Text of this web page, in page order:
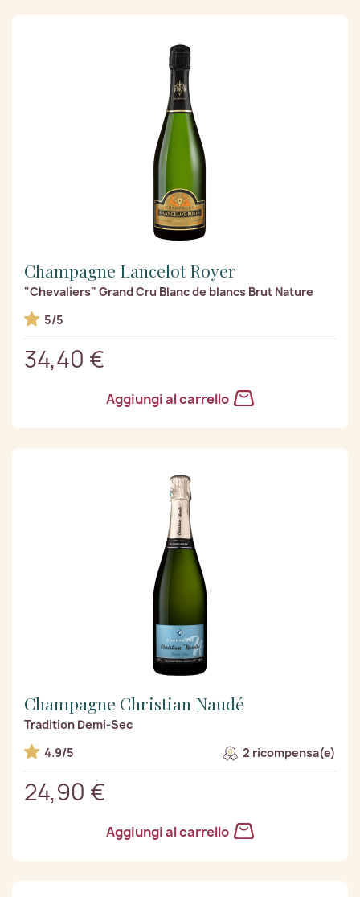
Champagne Lancelot Royer
"Chevaliers" Grand Cru Blanc de blancs Brut Nature
5/5
34,40 €
Aggiungi al carrello
Champagne Christian Naudé
Tradition Demi-Sec
4.9/5
2 ricompensa(e)
24,90 €
Aggiungi al carrello